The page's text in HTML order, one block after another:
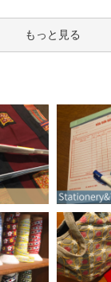
もっと見る